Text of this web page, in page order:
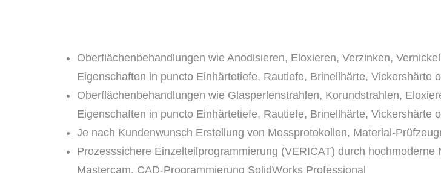
Oberflächenbehandlungen wie Anodisieren, Eloxieren, Verzinken,
Eigenschaften in puncto Einhärtetiefe, Rautiefe, Brinellhärte, Vickershärte
Oberflächenbehandlungen wie Glasperlenstrahlen, Korundstrahlen,
Eigenschaften in puncto Einhärtetiefe, Rautiefe, Brinellhärte, Vickershärte
Je nach Kundenwunsch Erstellung von Messprotokollen, Material-
Prozesssichere Einzelteilprogrammierung (VERICAT) durch
Mastercam, CAD-Programmierung SolidWorks Professional